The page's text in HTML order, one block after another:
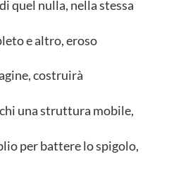
quel nulla, nella stessa
e altro, eroso
costruirà
una struttura mobile,
per battere lo spigolo,